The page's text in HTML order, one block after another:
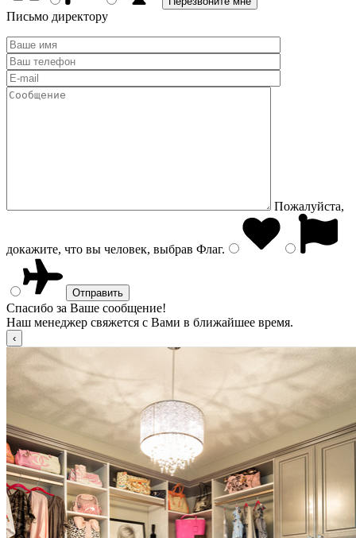
Письмо директору
Пожалуйста,
докажите, что вы человек, выбрав Флаг.
Спасибо за Ваше сообщение!
Наш менеджер свяжется с Вами в ближайшее время.